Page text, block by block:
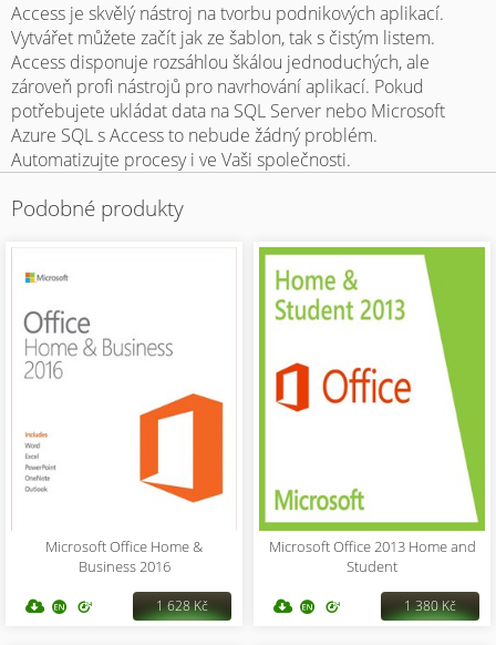
Access je skvělý nástroj na tvorbu podnikových aplikací.
Vytvářet můžete začít jak ze šablon, tak s čistým listem.
Access disponuje rozsáhlou škálou jednoduchých, ale
zároveň profi nástrojů pro navrhování aplikací. Pokud
potřebujete ukládat data na SQL Server nebo Microsoft
Azure SQL s Access to nebude žádný problém.
Automatizujte procesy i ve Vaši společnosti.
Podobné produkty
Microsoft Office Home &
Business 2016
1 628 Kč
Microsoft Office 2013 Home and
Student
1 380 Kč